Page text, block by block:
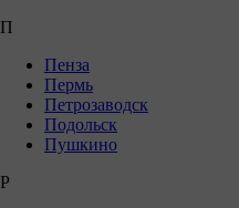
П
Пенза
Пермь
Петрозаводск
Подольск
Пушкино
Р